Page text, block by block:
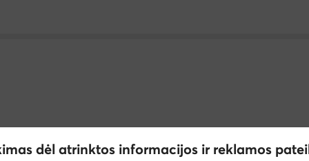
Futbolo reikmenys vaikams Joma Futbolo batai
dėl atrinktos informacijos ir reklamos